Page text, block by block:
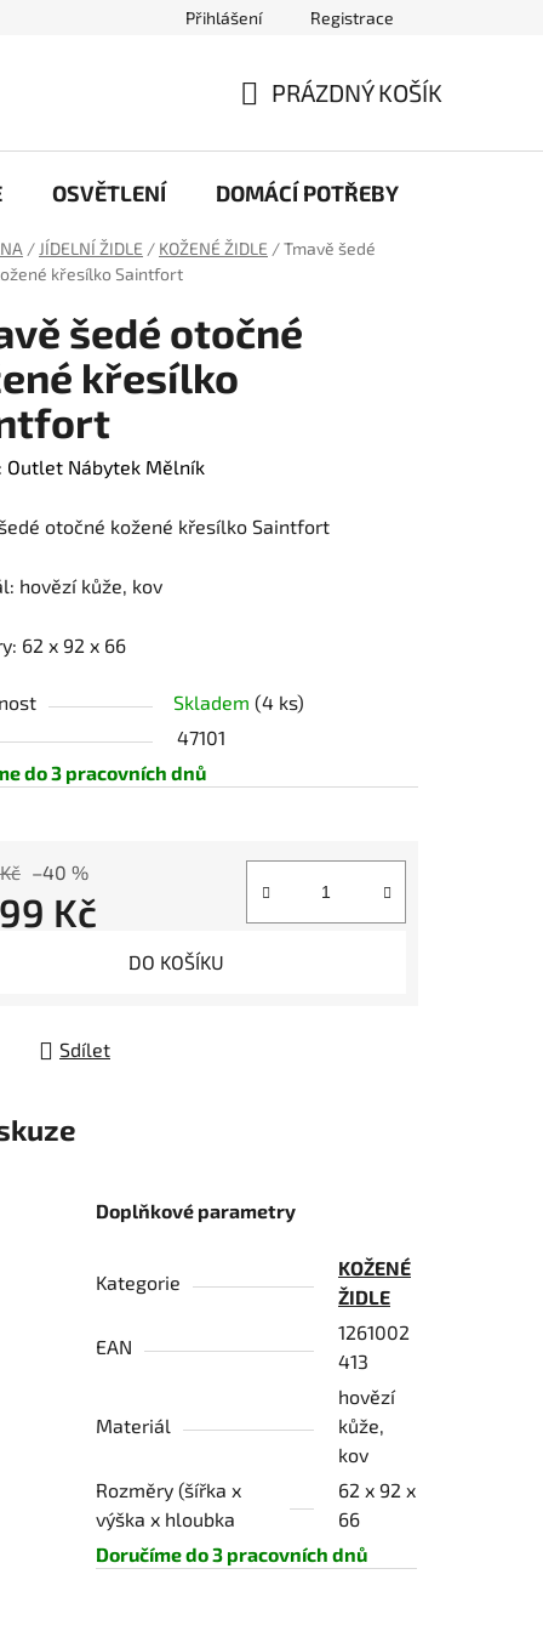
Náš příběh Články
Přihlášení Registrace
KOŠÍK
PRÁZDNÝ KOŠÍK
OSVĚTLENÍ DOMÁCÍ POTŘEBY
/ JÍDELNÍ ŽIDLE / KOŽENÉ ŽIDLE /Tmavě šedé
křesílko Saintfort
šedé otočné
křesílko
Outlet Nábytek Mělník
otočné kožené křesílko Saintfort
hovězí kůže, kov
62 x 92 x 66
Skladem (4 ks)
47101
do 3 pracovních dnů
–40 %
Kč
DO KOŠÍKU
Sdílet
Doplňkové parametry
Kategorie
KOŽENÉ
ŽIDLE
EAN
1261002
413
Materiál
hovězí
kůže,
kov
Rozměry (šířka x
výška x hloubka
62 x 92 x
66
Doručíme do 3 pracovních dnů